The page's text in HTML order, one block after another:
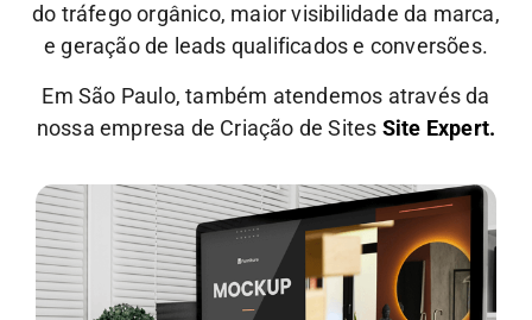
do tráfego orgânico, maior visibilidade da marca,
e geração de leads qualificados e conversões.
Em São Paulo, também atendemos através da
nossa empresa de Criação de Sites Site Expert.